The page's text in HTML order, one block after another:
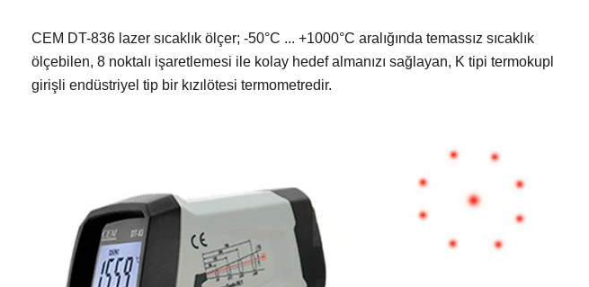
CEM DT-836 lazer sıcaklık ölçer; -50°C ... +1000°C aralığında temassız sıcaklık
ölçebilen, 8 noktalı işaretlemesi ile kolay hedef almanızı sağlayan, K tipi termokupl
girişli endüstriyel tip bir kızılötesi termometredir.